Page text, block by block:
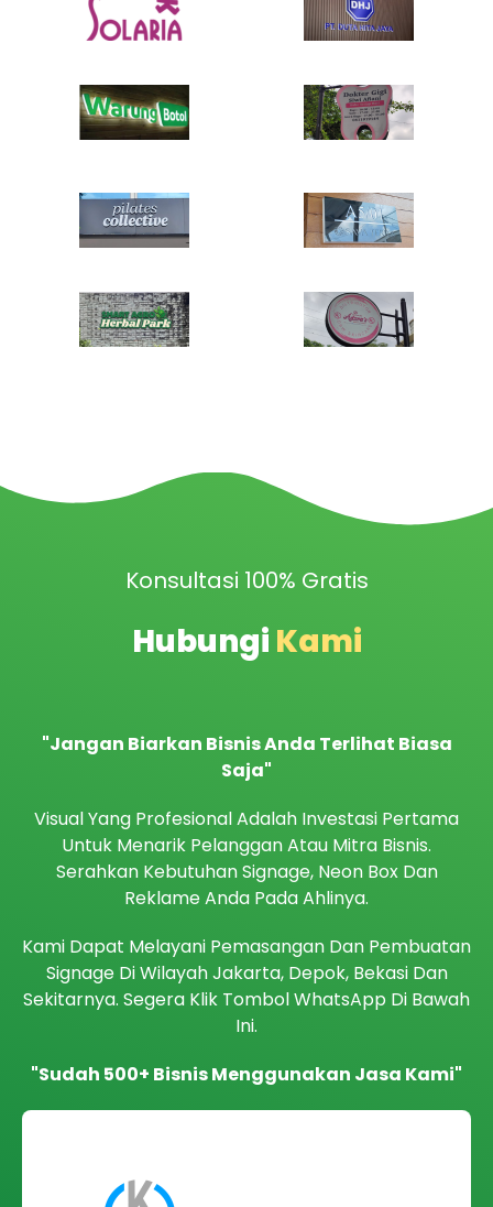
Konsultasi 100% Gratis
Hubungi Kami
"Jangan Biarkan Bisnis Anda Terlihat Biasa
Saja"
Visual Yang Profesional Adalah Investasi Pertama
Untuk Menarik Pelanggan Atau Mitra Bisnis.
Serahkan Kebutuhan Signage, Neon Box Dan
Reklame Anda Pada Ahlinya.
Kami Dapat Melayani Pemasangan Dan Pembuatan
Signage Di Wilayah Jakarta, Depok, Bekasi Dan
Sekitarnya. Segera Klik Tombol WhatsApp Di Bawah
Ini.
"Sudah 500+ Bisnis Menggunakan Jasa Kami"